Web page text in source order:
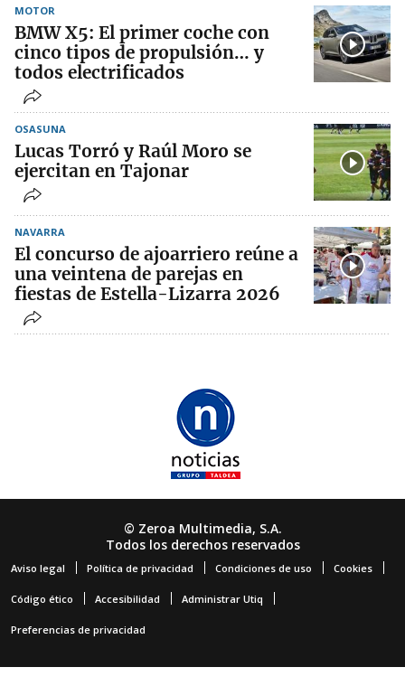
MOTOR
BMW X5: El primer coche con
cinco tipos de propulsión… y
todos electrificados
OSASUNA
Lucas Torró y Raúl Moro se
ejercitan en Tajonar
NAVARRA
El concurso de ajoarriero reúne a
una veintena de parejas en
fiestas de Estella-Lizarra 2026
© Zeroa Multimedia, S.A.
Todos los derechos reservados
Aviso legal Política de privacidad Condiciones de uso Cookies
Código ético Accesibilidad Administrar Utiq
Preferencias de privacidad